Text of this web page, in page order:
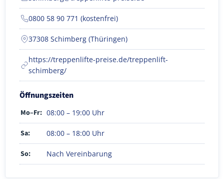
0800 58 90 771 (kostenfrei)
37308 Schimberg (Thüringen)
https://treppenlifte-preise.de/treppenlift-
schimberg/
Öffnungszeiten
Mo–Fr: 08:00 – 19:00 Uhr
Sa: 08:00 – 18:00 Uhr
So: Nach Vereinbarung